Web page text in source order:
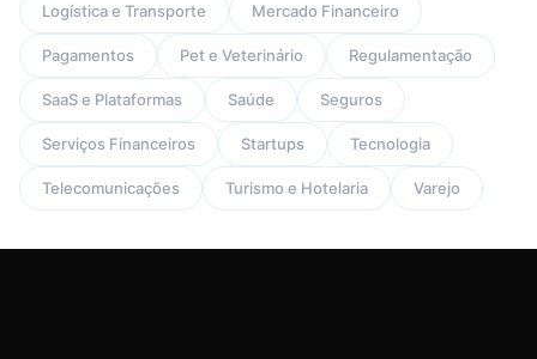
Logística e Transporte Mercado Financeiro
Pagamentos Pet e Veterinário Regulamentação
SaaS e Plataformas Saúde Seguros
Serviços Financeiros Startups Tecnologia
Telecomunicações Turismo e Hotelaria Varejo